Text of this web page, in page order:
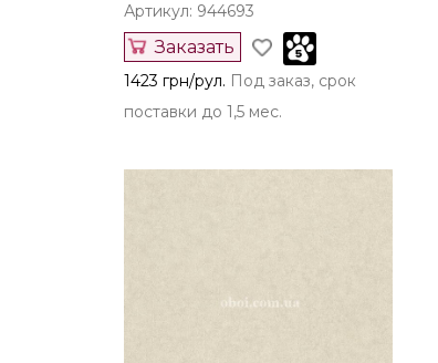
Артикул: 944693
Заказать
1423 грн/рул. Под заказ, срок
поставки до 1,5 мес.